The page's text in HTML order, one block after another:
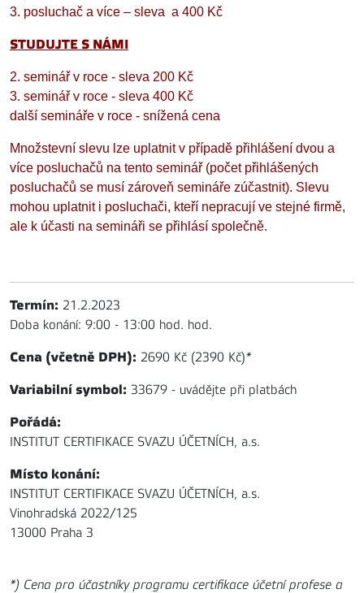
3. posluchač a více – sleva a 400 Kč
STUDUJTE S NÁMI
2. seminář v roce - sleva 200 Kč
3. seminář v roce - sleva 400 Kč
další semináře v roce - snížená cena
Množstevní slevu lze uplatnit v případě přihlášení dvou a
více posluchačů na tento seminář (počet přihlášených
posluchačů se musí zároveň semináře zúčastnit). Slevu
mohou uplatnit i posluchači, kteří nepracují ve stejné firmě,
ale k účasti na semináři se přihlásí společně.
Termín: 21.2.2023
Doba konání: 9:00 - 13:00 hod. hod.
Cena (včetně DPH): 2690 Kč (2390 Kč)*
Variabilní symbol: 33679 - uvádějte při platbách
Pořádá:
INSTITUT CERTIFIKACE SVAZU ÚČETNÍCH, a.s.
Místo konání:
INSTITUT CERTIFIKACE SVAZU ÚČETNÍCH, a.s.
Vinohradská 2022/125
13000 Praha 3
*) Cena pro účastníky programu certifikace účetní profese a